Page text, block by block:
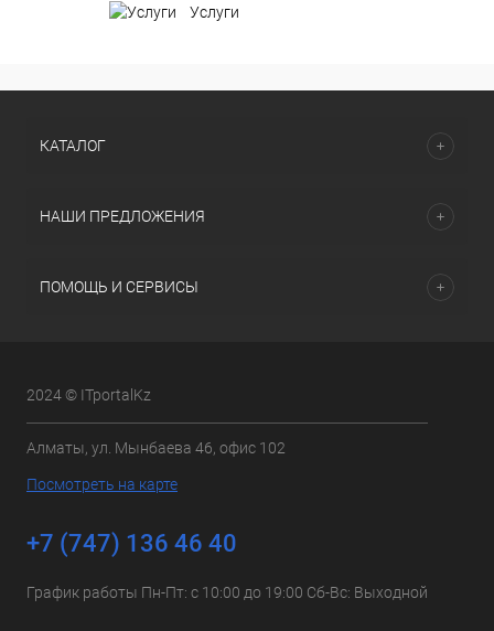
Услуги
КАТАЛОГ
НАШИ ПРЕДЛОЖЕНИЯ
ПОМОЩЬ И СЕРВИСЫ
2024 © ITportalKz
Алматы, ул. Мынбаева 46, офис 102
Посмотреть на карте
+7 (747) 136 46 40
График работы Пн-Пт: с 10:00 до 19:00 Сб-Вс: Выходной